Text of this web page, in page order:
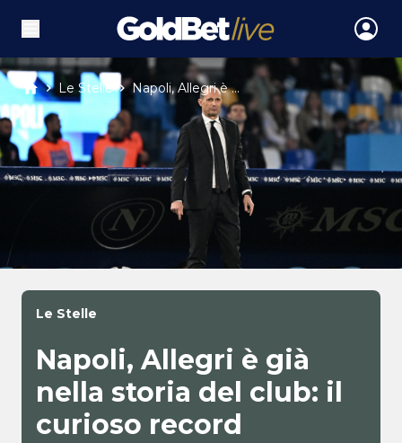
Le Stelle Napoli, Allegri è ...
Le Stelle
Napoli, Allegri è già
nella storia del club: il
curioso record